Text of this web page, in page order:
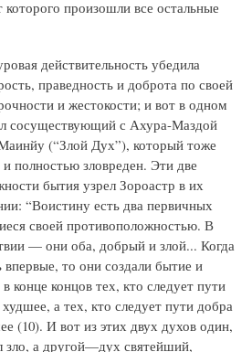
произошли все остальные
действительность убедила
праведность и доброта по своей
и жестокости; и вот в одном
сосуществующий с Ахура-Маздой
(“Злой Дух”), который тоже
полностью зловреден. Эти две
бытия узрел Зороастр в их
“Воистину есть два первичных
своей противоположностью. В
— они оба, добрый и злой... Когда
впервые, то они создали бытие и
конце концов тех, кто следует пути
а тех, кто следует пути добра
(10). И вот из этих двух духов один,
а другой—дух святейший,